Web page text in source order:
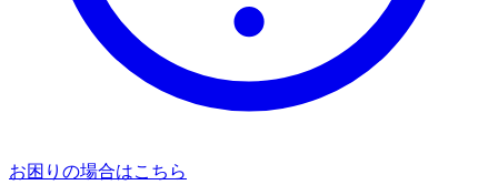
お困りの場合はこちら